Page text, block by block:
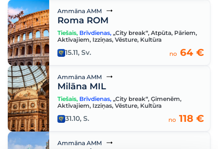
Ammāna AMM
Roma ROM
Tiešais, Brīvdienas, „City break“, Atpūta, Pāriem,
Aktīvajiem, Izziņas, Vēsture, Kultūra
15.11, Sv. no 64 €
Ammāna AMM
Milāna MIL
Tiešais, Brīvdienas, „City break“, Ģimenēm,
Aktīvajiem, Izziņas, Vēsture, Kultūra
31.10, S. no 118 €
Ammāna AMM